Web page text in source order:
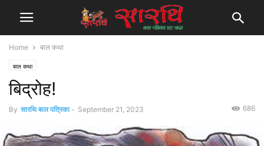
Home बाल कथा
बाल कथा
बिद्रोह!
By सारथि बाल पत्रिका - September 21, 2023 686